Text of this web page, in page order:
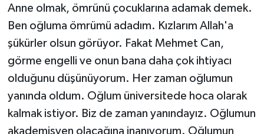
Anne olmak, ömrünü çocuklarına adamak demek.
Ben oğluma ömrümü adadım. Kızlarım Allah'a
şükürler olsun görüyor. Fakat Mehmet Can,
görme engelli ve onun bana daha çok ihtiyacı
olduğunu düşünüyorum. Her zaman oğlumun
yanında oldum. Oğlum üniversitede hoca olarak
kalmak istiyor. Biz de zaman yanındayız. Oğlumun
akademisyen olacağına inanıyorum. Oğlumun